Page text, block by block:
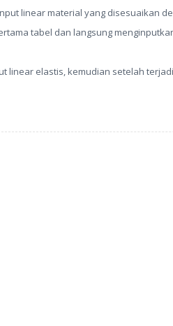
linear material yang disesuaikan
tabel dan langsung
elastis, kemudian setelah